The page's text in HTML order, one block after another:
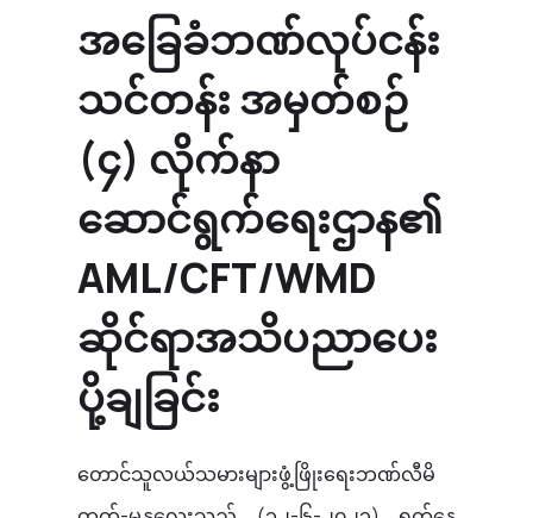
အခြေခံဘဏ်လုပ်ငန်း
သင်တန်း အမှတ်စဉ်
(၄) လိုက်နာ
ဆောင်ရွက်ရေးဌာန၏
AML/CFT/WMD
ဆိုင်ရာအသိပညာပေး
ပို့ချခြင်း
တောင်သူလယ်သမားများဖွံ့ဖြိုးရေးဘဏ်လီမိ